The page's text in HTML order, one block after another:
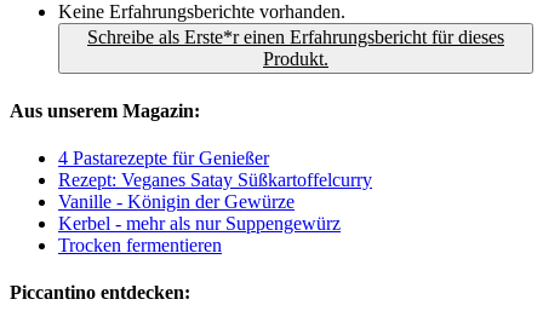
Keine Erfahrungsberichte vorhanden.
Schreibe als Erste*r einen Erfahrungsbericht für dieses
Produkt.
Aus unserem Magazin:
4 Pastarezepte für Genießer
Rezept: Veganes Satay Süßkartoffelcurry
Vanille - Königin der Gewürze
Kerbel - mehr als nur Suppengewürz
Trocken fermentieren
Piccantino entdecken: